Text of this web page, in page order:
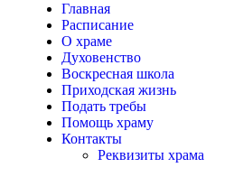
Главная
Расписание
О храме
Духовенство
Воскресная школа
Приходская жизнь
Подать требы
Помощь храму
Контакты
Реквизиты храма